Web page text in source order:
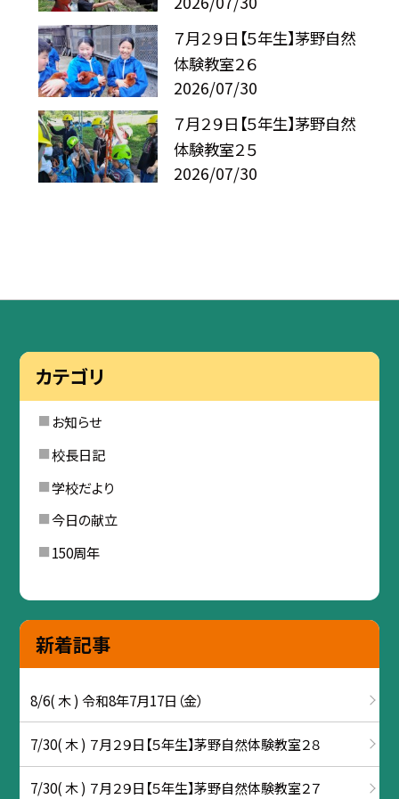
７月２９日【５年生】茅野自然
体験教室２６
2026/07/30
７月２９日【５年生】茅野自然
体験教室２５
2026/07/30
カテゴリ
お知らせ
校長日記
学校だより
今日の献立
150周年
新着記事
8/6( 木 ) 令和8年7月17日（金）
7/30( 木 ) ７月２９日【５年生】茅野自然体験教室２８
7/30( 木 ) ７月２９日【５年生】茅野自然体験教室２７